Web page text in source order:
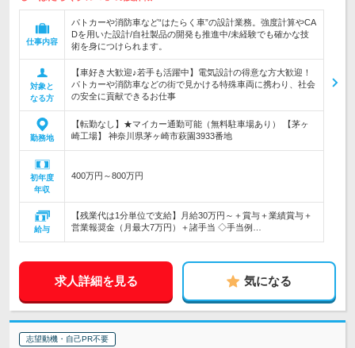
仕事内容
パトカーや消防車など“はたらく車”の設計業務。強度計算やCA
Dを用いた設計/自社製品の開発も推進中/未経験でも確かな技
術を身につけられます。
対象と
なる方
【車好き大歓迎♪若手も活躍中】電気設計の得意な方大歓迎！
パトカーや消防車などの街で見かける特殊車両に携わり、社会
の安全に貢献できるお仕事
勤務地
【転勤なし】★マイカー通勤可能（無料駐車場あり） 【茅ヶ
崎工場】 神奈川県茅ヶ崎市萩園3933番地
初年度
年収
400万円～800万円
給与
【残業代は1分単位で支給】月給30万円～＋賞与＋業績賞与＋
営業報奨金（月最大7万円）＋諸手当 ◇手当例…
求人詳細を見る 気になる
志望動機・自己PR不要